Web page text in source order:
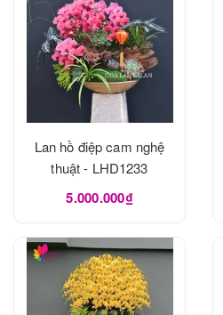
Lan hồ điệp cam nghệ
thuật - LHD1233
5.000.000₫